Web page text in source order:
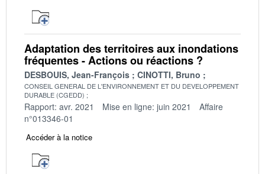
Adaptation des territoires aux inondations
fréquentes - Actions ou réactions ?
DESBOUIS, Jean-François CINOTTI, Bruno
CONSEIL GENERAL DE L'ENVIRONNEMENT ET DU DEVELOPPEMENT
DURABLE (CGEDD)
Rapport: avr. 2021 Mise en ligne: juin 2021
Affaire
n°013346-01
Accéder à la notice